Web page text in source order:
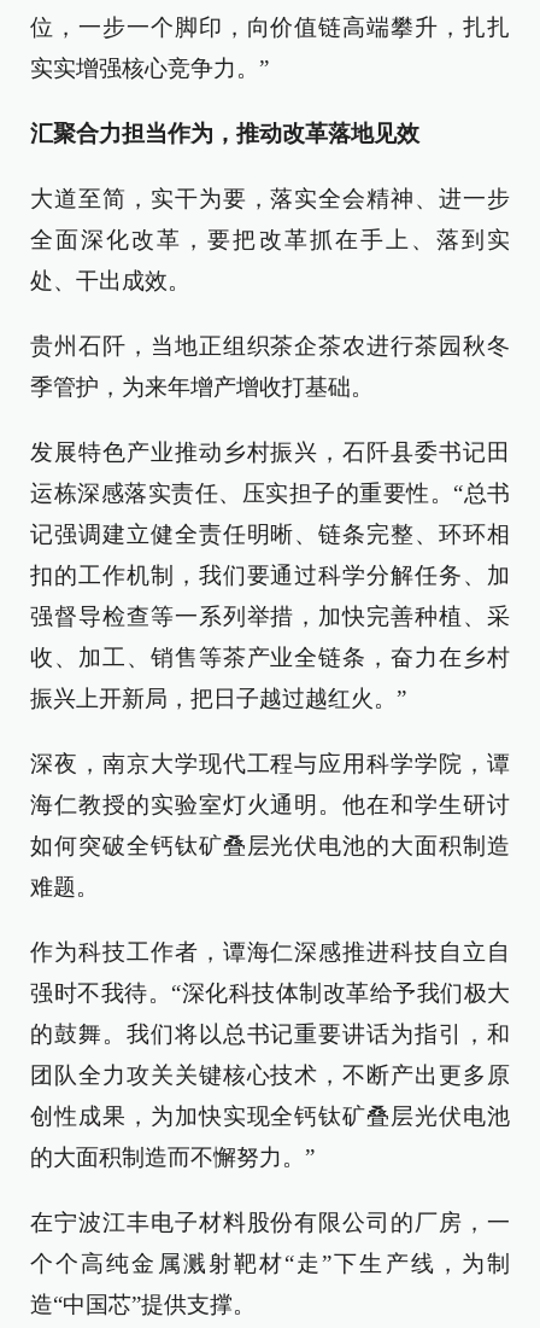
位，一步一个脚印，向价值链高端攀升，扎扎
实实增强核心竞争力。”
汇聚合力担当作为，推动改革落地见效
大道至简，实干为要，落实全会精神、进一步
全面深化改革，要把改革抓在手上、落到实
处、干出成效。
贵州石阡，当地正组织茶企茶农进行茶园秋冬
季管护，为来年增产增收打基础。
发展特色产业推动乡村振兴，石阡县委书记田
运栋深感落实责任、压实担子的重要性。“总书
记强调建立健全责任明晰、链条完整、环环相
扣的工作机制，我们要通过科学分解任务、加
强督导检查等一系列举措，加快完善种植、采
收、加工、销售等茶产业全链条，奋力在乡村
振兴上开新局，把日子越过越红火。”
深夜，南京大学现代工程与应用科学学院，谭
海仁教授的实验室灯火通明。他在和学生研讨
如何突破全钙钛矿叠层光伏电池的大面积制造
难题。
作为科技工作者，谭海仁深感推进科技自立自
强时不我待。“深化科技体制改革给予我们极大
的鼓舞。我们将以总书记重要讲话为指引，和
团队全力攻关关键核心技术，不断产出更多原
创性成果，为加快实现全钙钛矿叠层光伏电池
的大面积制造而不懈努力。”
在宁波江丰电子材料股份有限公司的厂房，一
个个高纯金属溅射靶材“走”下生产线，为制
造“中国芯”提供支撑。